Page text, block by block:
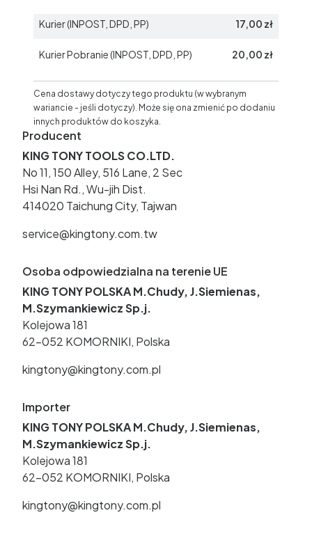
Kurier (INPOST, DPD, PP) 17,00 zł
Kurier Pobranie (INPOST, DPD, PP) 20,00 zł
Cena dostawy dotyczy tego produktu (w wybranym
wariancie - jeśli dotyczy). Może się ona zmienić po dodaniu
innych produktów do koszyka.
Producent
KING TONY TOOLS CO.LTD.
No 11, 150 Alley, 516 Lane, 2 Sec
Hsi Nan Rd., Wu-jih Dist.
414020 Taichung City, Tajwan
service@kingtony.com.tw
Osoba odpowiedzialna na terenie UE
KING TONY POLSKA M.Chudy, J.Siemienas,
M.Szymankiewicz Sp.j.
Kolejowa 181
62-052 KOMORNIKI, Polska
kingtony@kingtony.com.pl
Importer
KING TONY POLSKA M.Chudy, J.Siemienas,
M.Szymankiewicz Sp.j.
Kolejowa 181
62-052 KOMORNIKI, Polska
kingtony@kingtony.com.pl